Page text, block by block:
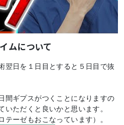
ムについて
翌日を１日目とすると５日目で抜
間ギプスがつくことになりますの
ただくと良いかと思います。
ーゼもおこなっています）。